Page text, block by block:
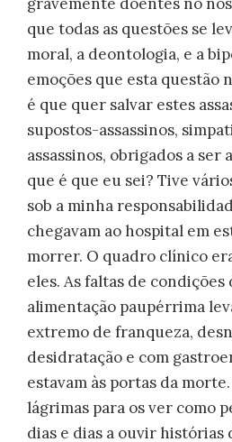
que todas as questões se
moral, a deontologia, e a
emoções que esta questão
é que quer salvar estes
supostos-assassinos,
assassinos, obrigados a ser
que é que eu sei? Tive
sob a minha
chegavam ao hospital em
morrer. O quadro clínico
eles. As faltas de condições
alimentação paupérrima
extremo de franqueza,
desidratação e com
estavam às portas da
lágrimas para os ver como
dias e dias a ouvir